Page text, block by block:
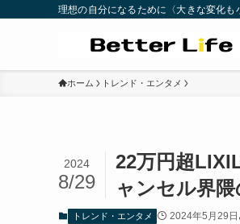
理想の自分になるために〈大きな変化も
ホーム トレンド・エンタメ
22万円超
ャンセル界隈
2024
8/29
トレンド・エンタメ 2024年5月29日